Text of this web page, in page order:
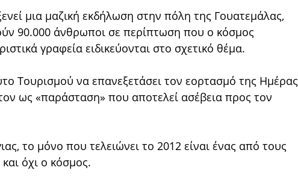
μια μαζική εκδήλωση στην πόλη της Γουατεμάλας,
90.000 άνθρωποι σε περίπτωση που ο κόσμος
γραφεία ειδικεύονται στο σχετικό θέμα.
Τουρισμού να επανεξετάσει τον εορτασμό της Ημέρας
ως «παράσταση» που αποτελεί ασέβεια προς τον
το μόνο που τελειώνει το 2012 είναι ένας από τους
όχι ο κόσμος.